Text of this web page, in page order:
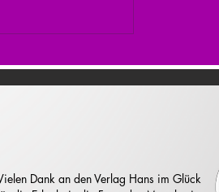
Dank an den Verlag Hans im Glück